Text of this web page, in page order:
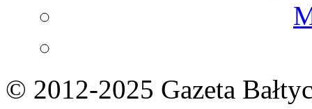
© 2012-2025 Gazeta